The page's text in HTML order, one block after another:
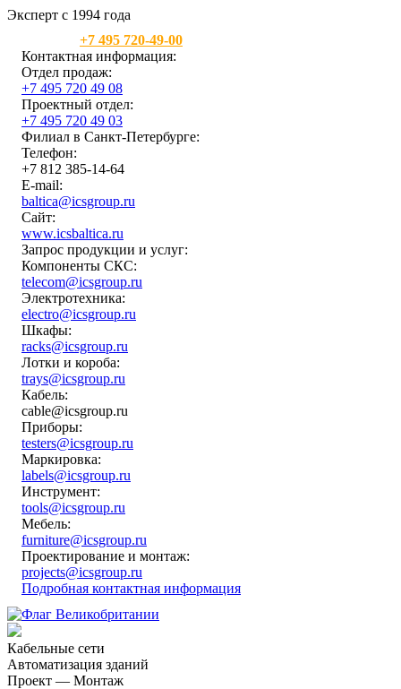
Эксперт с 1994 года
+7 495 720-49-00
Контактная информация:
Отдел продаж:
+7 495 720 49 08
Проектный отдел:
+7 495 720 49 03
Филиал в Санкт-Петербурге:
Телефон:
+7 812 385-14-64
E-mail:
baltica@icsgroup.ru
Сайт:
www.icsbaltica.ru
Запрос продукции и услуг:
Компоненты СКС:
telecom@icsgroup.ru
Электротехника:
electro@icsgroup.ru
Шкафы:
racks@icsgroup.ru
Лотки и короба:
trays@icsgroup.ru
Кабель:
cable@icsgroup.ru
Приборы:
testers@icsgroup.ru
Маркировка:
labels@icsgroup.ru
Инструмент:
tools@icsgroup.ru
Мебель:
furniture@icsgroup.ru
Проектирование и монтаж:
projects@icsgroup.ru
Подробная контактная информация
Кабельные сети
Автоматизация зданий
Проект — Монтаж